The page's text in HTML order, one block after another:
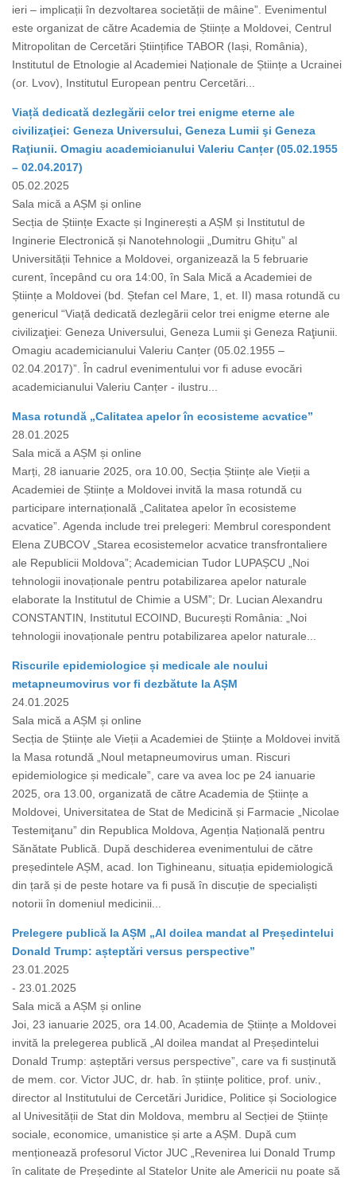
ieri – implicații în dezvoltarea societății de mâine”. Evenimentul
este organizat de către Academia de Științe a Moldovei, Centrul
Mitropolitan de Cercetări Științifice TABOR (Iași, România),
Institutul de Etnologie al Academiei Naționale de Științe a Ucrainei
(or. Lvov), Institutul European pentru Cercetări...
Viață dedicată dezlegării celor trei enigme eterne ale
civilizaţiei: Geneza Universului, Geneza Lumii şi Geneza
Raţiunii. Omagiu academicianului Valeriu Canțer (05.02.1955
– 02.04.2017)
05.02.2025
Sala mică a AȘM și online
Secția de Științe Exacte și Inginerești a AȘM și Institutul de
Inginerie Electronică și Nanotehnologii „Dumitru Ghițu” al
Universității Tehnice a Moldovei, organizează la 5 februarie
curent, începând cu ora 14:00, în Sala Mică a Academiei de
Științe a Moldovei (bd. Ștefan cel Mare, 1, et. II) masa rotundă cu
genericul “Viață dedicată dezlegării celor trei enigme eterne ale
civilizaţiei: Geneza Universului, Geneza Lumii şi Geneza Raţiunii.
Omagiu academicianului Valeriu Canțer (05.02.1955 –
02.04.2017)”. În cadrul evenimentului vor fi aduse evocări
academicianului Valeriu Canțer - ilustru...
Masa rotundă „Calitatea apelor în ecosisteme acvatice”
28.01.2025
Sala mică a AȘM și online
Marți, 28 ianuarie 2025, ora 10.00, Secția Științe ale Vieții a
Academiei de Științe a Moldovei invită la masa rotundă cu
participare internațională „Calitatea apelor în ecosisteme
acvatice”. Agenda include trei prelegeri: Membrul corespondent
Elena ZUBCOV „Starea ecosistemelor acvatice transfrontaliere
ale Republicii Moldova”; Academician Tudor LUPAȘCU „Noi
tehnologii inovaționale pentru potabilizarea apelor naturale
elaborate la Institutul de Chimie a USM”; Dr. Lucian Alexandru
CONSTANTIN, Institutul ECOIND, București România: „Noi
tehnologii inovaționale pentru potabilizarea apelor naturale...
Riscurile epidemiologice și medicale ale noului
metapneumovirus vor fi dezbătute la AȘM
24.01.2025
Sala mică a AȘM și online
Secția de Științe ale Vieții a Academiei de Științe a Moldovei invită
la Masa rotundă „Noul metapneumovirus uman. Riscuri
epidemiologice și medicale”, care va avea loc pe 24 ianuarie
2025, ora 13.00, organizată de către Academia de Științe a
Moldovei, Universitatea de Stat de Medicină și Farmacie „Nicolae
Testemiţanu” din Republica Moldova, Agenția Națională pentru
Sănătate Publică. După deschiderea evenimentului de către
președintele AȘM, acad. Ion Tighineanu, situația epidemiologică
din țară și de peste hotare va fi pusă în discuție de specialiști
notorii în domeniul medicinii...
Prelegere publică la AȘM „Al doilea mandat al Președintelui
Donald Trump: așteptări versus perspective”
23.01.2025
- 23.01.2025
Sala mică a AȘM și online
Joi, 23 ianuarie 2025, ora 14.00, Academia de Științe a Moldovei
invită la prelegerea publică „Al doilea mandat al Președintelui
Donald Trump: așteptări versus perspective”, care va fi susținută
de mem. cor. Victor JUC, dr. hab. în științe politice, prof. univ.,
director al Institutului de Cercetări Juridice, Politice și Sociologice
al Univesității de Stat din Moldova, membru al Secției de Științe
sociale, economice, umanistice și arte a AȘM. După cum
menționează profesorul Victor JUC „Revenirea lui Donald Trump
în calitate de Președinte al Statelor Unite ale Americii nu poate să